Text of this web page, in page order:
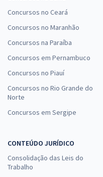
Concursos no Ceará
Concursos no Maranhão
Concursos na Paraíba
Concursos em Pernambuco
Concursos no Piauí
Concursos no Rio Grande do
Norte
Concursos em Sergipe
CONTEÚDO JURÍDICO
Consolidação das Leis do
Trabalho